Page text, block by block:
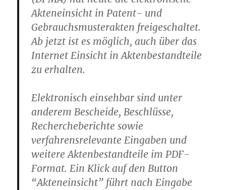
Akteneinsicht in Patent- und
Gebrauchsmusterakten freigeschaltet.
Ab jetzt ist es möglich, auch über das
Internet Einsicht in Aktenbestandteile
zu erhalten.
Elektronisch einsehbar sind unter
anderem Bescheide, Beschlüsse,
Rechercheberichte sowie
verfahrensrelevante Eingaben und
weitere Aktenbestandteile im PDF-
Format. Ein Klick auf den Button
“Akteneinsicht” führt nach Eingabe